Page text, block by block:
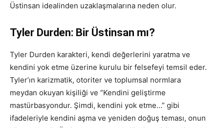
Üstinsan idealinden uzaklaşmalarına neden olur.
Tyler Durden: Bir Üstinsan mı?
Tyler Durden karakteri, kendi değerlerini yaratma ve
kendini yok etme üzerine kurulu bir felsefeyi temsil eder.
Tyler’ın karizmatik, otoriter ve toplumsal normlara
meydan okuyan kişiliği ve “Kendini geliştirme
mastürbasyondur. Şimdi, kendini yok etme…” gibi
ifadeleriyle kendini aşma ve yeniden doğuş teması, onun